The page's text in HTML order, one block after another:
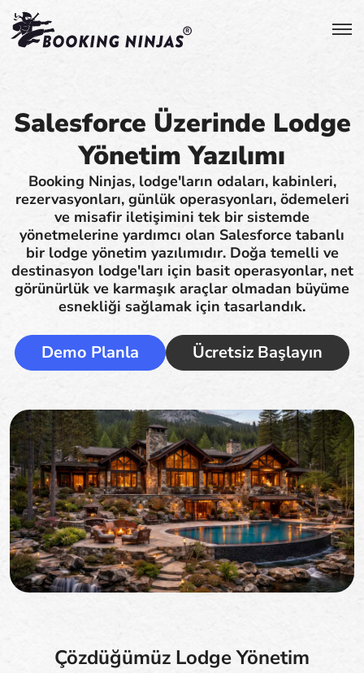
Salesforce Üzerinde Lodge
Yönetim Yazılımı
Booking Ninjas, lodge'ların odaları, kabinleri,
rezervasyonları, günlük operasyonları, ödemeleri
ve misafir iletişimini tek bir sistemde
yönetmelerine yardımcı olan Salesforce tabanlı
bir lodge yönetim yazılımıdır. Doğa temelli ve
destinasyon lodge'ları için basit operasyonlar, net
görünürlük ve karmaşık araçlar olmadan büyüme
esnekliği sağlamak için tasarlandık.
Demo Planla Ücretsiz Başlayın
Çözdüğümüz Lodge Yönetim